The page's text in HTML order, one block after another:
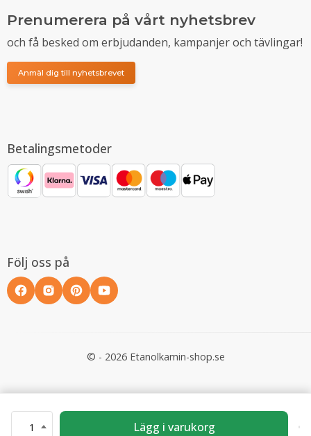
1 Lägg i varukorg
Prenumerera på vårt nyhetsbrev
och få besked om erbjudanden, kampanjer och tävlingar!
Anmäl dig till nyhetsbrevet
Betalingsmetoder
Följ oss på
© - 2026 Etanolkamin-shop.se